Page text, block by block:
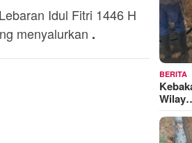
Idul Fitri 1446 H
menyalurkan .
BERITA